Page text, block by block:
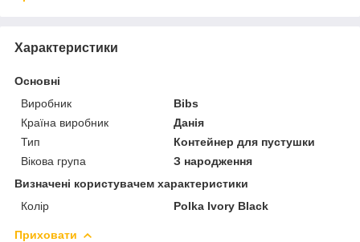
Характеристики
Основні
Виробник
Bibs
Країна виробник
Данія
Тип
Контейнер для пустушки
Вікова група
З народження
Визначені користувачем характеристики
Колір
Polka Ivory Black
Приховати